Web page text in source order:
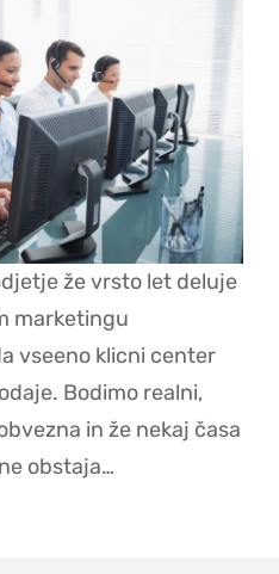
že vrsto let deluje
marketingu
vseeno klicni center
Bodimo realni,
in že nekaj časa
obstaja…